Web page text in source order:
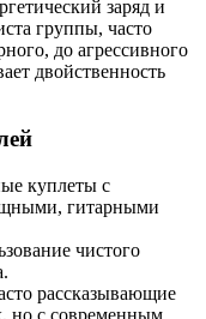
заряд и
группы, часто
до агрессивного
двойственность
куплеты с
гитарными
чистого
рассказывающие
но с современным